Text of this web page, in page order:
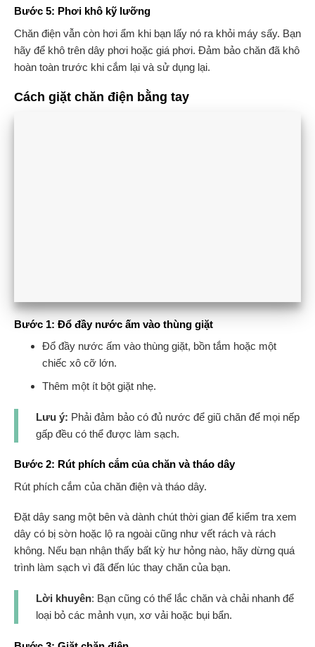
Bước 5: Phơi khô kỹ lưỡng
Chăn điện vẫn còn hơi ẩm khi bạn lấy nó ra khỏi máy sấy. Bạn
hãy để khô trên dây phơi hoặc giá phơi. Đảm bảo chăn đã khô
hoàn toàn trước khi cắm lại và sử dụng lại.
Cách giặt chăn điện bằng tay
Bước 1: Đổ đầy nước ấm vào thùng giặt
Đổ đầy nước ấm vào thùng giặt, bồn tắm hoặc một
chiếc xô cỡ lớn.
Thêm một ít bột giặt nhẹ.
Lưu ý: Phải đảm bảo có đủ nước để giũ chăn để mọi nếp
gấp đều có thể được làm sạch.
Bước 2: Rút phích cắm của chăn và tháo dây
Rút phích cắm của chăn điện và tháo dây.
Đặt dây sang một bên và dành chút thời gian để kiểm tra xem
dây có bị sờn hoặc lộ ra ngoài cũng như vết rách và rách
không. Nếu bạn nhận thấy bất kỳ hư hỏng nào, hãy dừng quá
trình làm sạch vì đã đến lúc thay chăn của bạn.
Lời khuyên: Bạn cũng có thể lắc chăn và chải nhanh để
loại bỏ các mảnh vụn, xơ vải hoặc bụi bẩn.